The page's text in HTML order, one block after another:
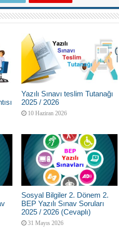
Yazılı Sınavı teslim Tutanağı
2025 / 2026
10 Haziran 2026
Sosyal Bilgiler 2. Dönem 2.
BEP Yazılı Sınav Soruları
2025 / 2026 (Cevaplı)
31 Mayıs 2026